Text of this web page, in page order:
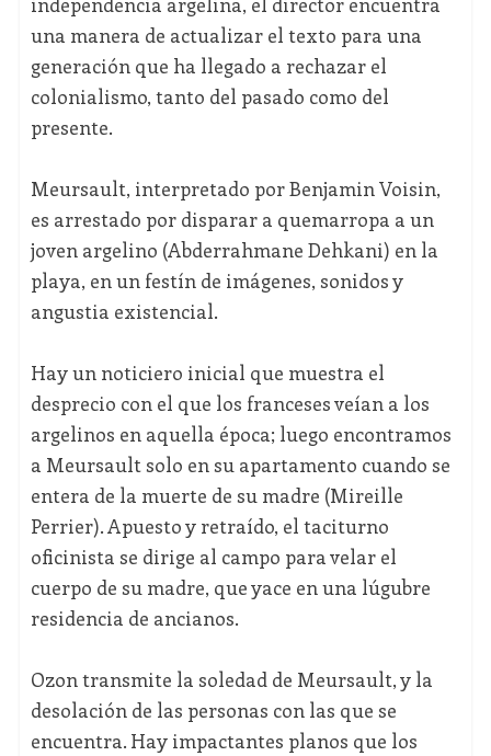
una manera de actualizar el texto para una
generación que ha llegado a rechazar el
colonialismo, tanto del pasado como del
presente.
Meursault, interpretado por Benjamin Voisin,
es arrestado por disparar a quemarropa a un
joven argelino (Abderrahmane Dehkani) en la
playa, en un festín de imágenes, sonidos y
angustia existencial.
Hay un noticiero inicial que muestra el
desprecio con el que los franceses veían a los
argelinos en aquella época; luego encontramos
a Meursault solo en su apartamento cuando se
entera de la muerte de su madre (Mireille
Perrier). Apuesto y retraído, el taciturno
oficinista se dirige al campo para velar el
cuerpo de su madre, que yace en una lúgubre
residencia de ancianos.
Ozon transmite la soledad de Meursault, y la
desolación de las personas con las que se
encuentra. Hay impactantes planos que los